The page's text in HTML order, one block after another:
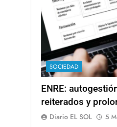
SOCIEDAD
ENRE:
reiterados y
Diario EL SOL 5